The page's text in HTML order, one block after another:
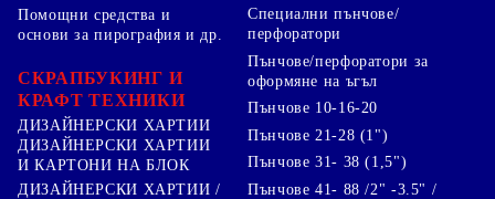
Помощни средства и
основи за пирография и др.
СКРАПБУКИНГ И
КРАФТ ТЕХНИКИ
ДИЗАЙНЕРСКИ ХАРТИИ
ДИЗАЙНЕРСКИ ХАРТИИ
И КАРТОНИ НА БЛОК
ДИЗАЙНЕРСКИ ХАРТИИ /
Специални пънчове/
перфоратори
Пънчове/перфоратори за
оформяне на ъгъл
Пънчове 10-16-20
Пънчове 21-28 (1")
Пънчове 31- 38 (1,5")
Пънчове 41- 88 /2" -3.5" /